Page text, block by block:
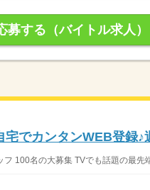
募する（バイトル求人）
でカンタンWEB登録♪
100名の大募集 TVでも話題の最先